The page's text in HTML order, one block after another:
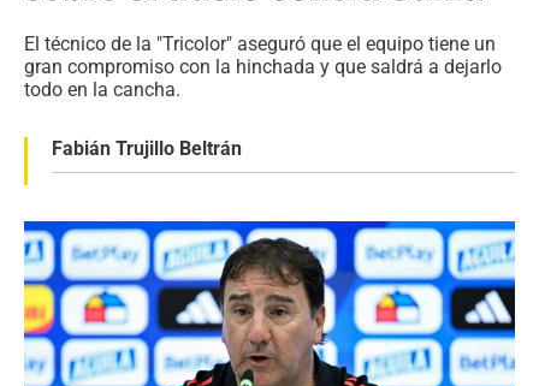
El técnico de la "Tricolor" aseguró que el equipo tiene un
gran compromiso con la hinchada y que saldrá a dejarlo
todo en la cancha.
Fabián Trujillo Beltrán